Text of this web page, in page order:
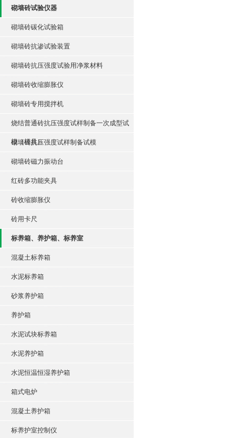
砌墙砖试验仪器
砌墙砖碳化试验箱
砌墙砖抗渗试验装置
砌墙砖抗压强度试验用净浆材料
砌墙砖收缩膨胀仪
砌墙砖专用搅拌机
烧结普通砖抗压强度试样制备一次成型试
模（模具）
砌墙砖抗压强度试样制备试模
砌墙砖磁力振动台
红砖多功能夹具
砖收缩膨胀仪
砖用卡尺
标养箱、养护箱、标养室
混凝土标养箱
水泥标养箱
砂浆养护箱
养护箱
水泥试块标养箱
水泥养护箱
水泥恒温恒湿养护箱
箱式电炉
混凝土养护箱
标养护室控制仪